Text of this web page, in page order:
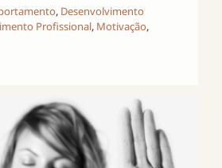
, Desenvolvimento
Profissional, Motivação,